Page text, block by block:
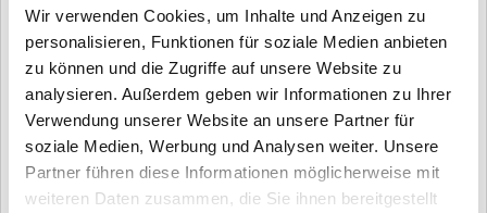
Wir verwenden Cookies, um Inhalte und Anzeigen zu
personalisieren, Funktionen für soziale Medien anbieten
zu können und die Zugriffe auf unsere Website zu
analysieren. Außerdem geben wir Informationen zu Ihrer
Verwendung unserer Website an unsere Partner für
soziale Medien, Werbung und Analysen weiter. Unsere
Partner führen diese Informationen möglicherweise mit
weiteren Daten zusammen, die Sie ihnen bereitgestellt
Konfiguration gefertigt. Daher ist er als
kundenspezifische Anfertigung vom
Widerruf / der Rückgabe
ausgeschlossen.
Vorteile
Kostenloser Versand ab € 2000,- Bestellwert
Versand mit eigener Spedition